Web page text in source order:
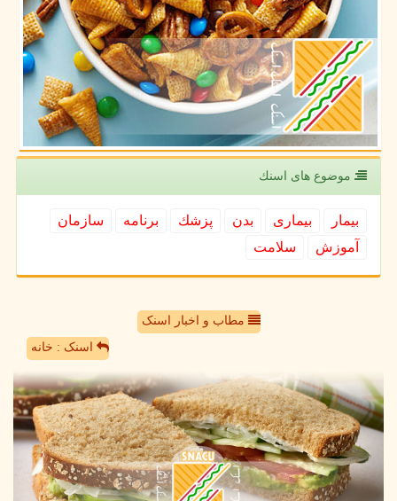
موضوع های اسنك
بیمار بیماری بدن پزشك برنامه
سازمان
آموزش
سلامت
مطاب و اخبار اسنک
اسنک : خانه